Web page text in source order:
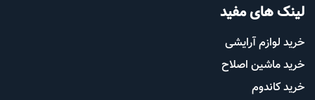
لینک های مفید
خرید لوازم آرایشی
خرید ماشین اصلاح
خرید کاندوم